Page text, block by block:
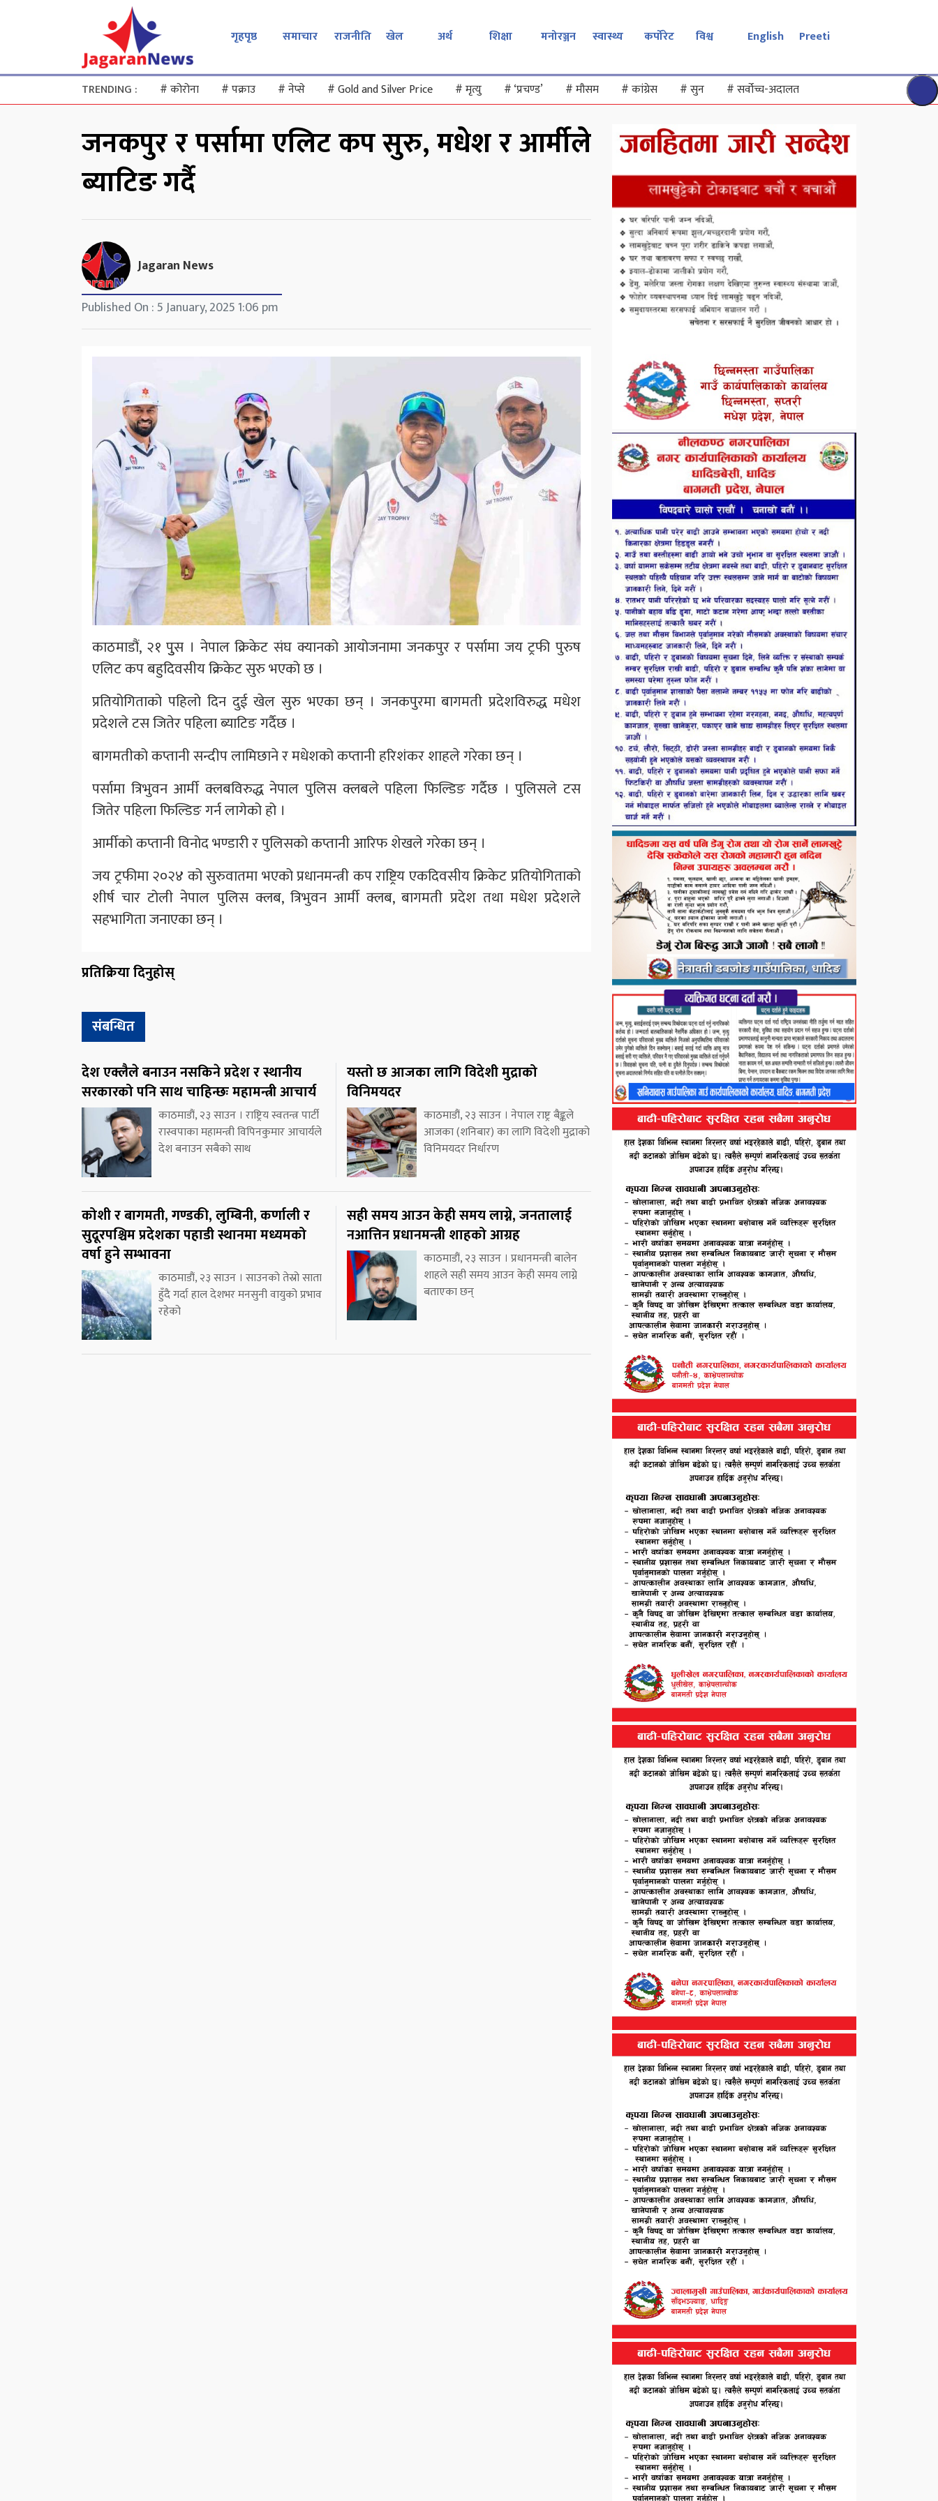
गृहपृष्ठ समाचार राजनीति खेल अर्थ शिक्षा मनोरञ्जन स्वास्थ्य कर्पोरेट विश्व English Preeti
TRENDING : #कोरोना #पक्राउ #नेप्से #Gold and Silver Price #मृत्यु #‘प्रचण्ड’ #मौसम #कांग्रेस #सुन #सर्वोच्च-अदालत
जनकपुर र पर्सामा एलिट कप सुरु, मधेश र आर्मीले
ब्याटिङ गर्दै
Jagaran News
Published On : 5 January, 2025 1:06 pm
काठमाडौं, २१ पुुस । नेपाल क्रिकेट संघ क्यानको आयोजनामा जनकपुर र पर्सामा जय ट्रफी पुरुष
एलिट कप बहुदिवसीय क्रिकेट सुरु भएको छ ।
प्रतियोगिताको पहिलो दिन दुई खेल सुरु भएका छन् । जनकपुरमा बागमती प्रदेशविरुद्ध मधेश
प्रदेशले टस जितेर पहिला ब्याटिङ गर्दैछ ।
बागमतीको कप्तानी सन्दीप लामिछाने र मधेशको कप्तानी हरिशंकर शाहले गरेका छन् ।
पर्सामा त्रिभुवन आर्मी क्लबविरुद्ध नेपाल पुलिस क्लबले पहिला फिल्डिङ गर्दैछ । पुलिसले टस
जितेर पहिला फिल्डिङ गर्न लागेको हो ।
आर्मीको कप्तानी विनोद भण्डारी र पुलिसको कप्तानी आरिफ शेखले गरेका छन् ।
जय ट्रफीमा २०२४ को सुरुवातमा भएको प्रधानमन्त्री कप राष्ट्रिय एकदिवसीय क्रिकेट प्रतियोगिताको
शीर्ष चार टोली नेपाल पुलिस क्लब, त्रिभुवन आर्मी क्लब, बागमती प्रदेश तथा मधेश प्रदेशले
सहभागिता जनाएका छन् ।
प्रतिक्रिया दिनुहोस्
संबन्धित
देश एक्लैले बनाउन नसकिने प्रदेश र स्थानीय
सरकारको पनि साथ चाहिन्छः महामन्त्री आचार्य
काठमाडौं, २३ साउन । राष्ट्रिय स्वतन्त्र पार्टी
रास्वपाका महामन्त्री विपिनकुमार आचार्यले
देश बनाउन सबैको साथ
यस्तो छ आजका लागि विदेशी मुद्राको
विनिमयदर
काठमाडौं, २३ साउन । नेपाल राष्ट्र बैङ्कले
आजका (शनिबार) का लागि विदेशी मुद्राको
विनिमयदर निर्धारण
कोशी र बागमती, गण्डकी, लुम्बिनी, कर्णाली र
सुदूरपश्चिम प्रदेशका पहाडी स्थानमा मध्यमको
वर्षा हुने सम्भावना
काठमाडौं, २३ साउन । साउनको तेस्रो साता
हुँदै गर्दा हाल देशभर मनसुनी वायुको प्रभाव
रहेको
सही समय आउन केही समय लाग्ने, जनतालाई
नआत्तिन प्रधानमन्त्री शाहको आग्रह
काठमाडौं, २३ साउन । प्रधानमन्त्री बालेन
शाहले सही समय आउन केही समय लाग्ने
बताएका छन्